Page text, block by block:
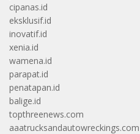
cipanas.id
eksklusif.id
inovatif.id
xenia.id
wamena.id
parapat.id
penatapan.id
balige.id
topthreenews.com
aaatrucksandautowreckings.com